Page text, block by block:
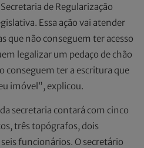
de Regularização
Essa ação vai atender
que não conseguem ter acesso
legalizar um pedaço de chão
conseguem ter a escritura que
imóvel”, explicou.
secretaria contará com cinco
três topógrafos, dois
funcionários. O secretário